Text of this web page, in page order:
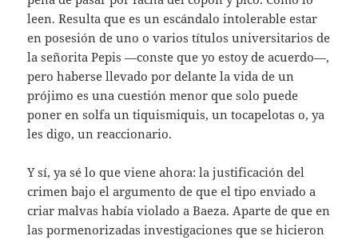
leen. Resulta que es un escándalo intolerable estar
en posesión de uno o varios títulos universitarios de
la señorita Pepis —conste que yo estoy de acuerdo—,
pero haberse llevado por delante la vida de un
prójimo es una cuestión menor que solo puede
poner en solfa un tiquismiquis, un tocapelotas o, ya
les digo, un reaccionario.
Y sí, ya sé lo que viene ahora: la justificación del
crimen bajo el argumento de que el tipo enviado a
criar malvas había violado a Baeza. Aparte de que en
las pormenorizadas investigaciones que se hicieron